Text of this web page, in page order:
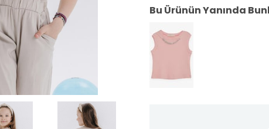
Bu Ürünün Yanında